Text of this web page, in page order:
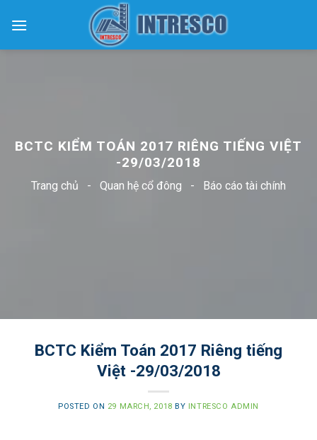
BCTC KIỂM TOÁN 2017 RIÊNG TIẾNG VIỆT
-29/03/2018
Trang chủ - Quan hệ cổ đông - Báo cáo tài chính
BCTC Kiểm Toán 2017 Riêng tiếng
Việt -29/03/2018
POSTED ON 29 MARCH, 2018 BY INTRESCO ADMIN